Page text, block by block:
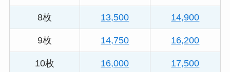
8枚 13,500 14,900
9枚 14,750 16,200
10枚 16,000 17,500